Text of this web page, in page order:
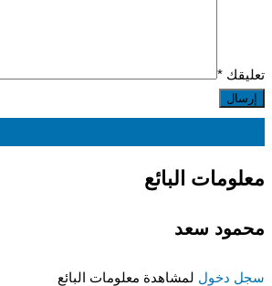
تعليقك *
معلومات البائع
محمود سعد
سجل دخول لمشاهدة معلومات البائع